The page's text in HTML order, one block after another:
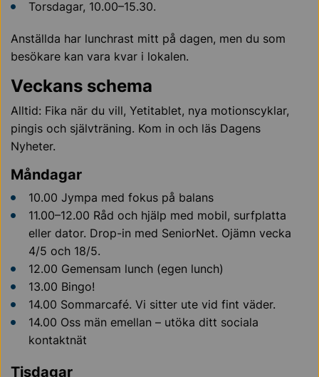
Torsdagar, 10.00–15.30.
Anställda har lunchrast mitt på dagen, men du som
besökare kan vara kvar i lokalen.
Veckans schema
Alltid: Fika när du vill, Yetitablet, nya motionscyklar,
pingis och självträning. Kom in och läs Dagens
Nyheter.
Måndagar
10.00 Jympa med fokus på balans
11.00–12.00 Råd och hjälp med mobil, surfplatta
eller dator. Drop-in med SeniorNet. Ojämn vecka
4/5 och 18/5.
12.00 Gemensam lunch (egen lunch)
13.00 Bingo!
14.00 Sommarcafé. Vi sitter ute vid fint väder.
14.00 Oss män emellan – utöka ditt sociala
kontaktnät
Tisdagar